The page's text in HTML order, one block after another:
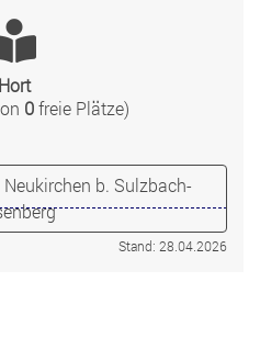
Hort
0freie Plätze)
b. Sulzbach-
Stand: 28.04.2026